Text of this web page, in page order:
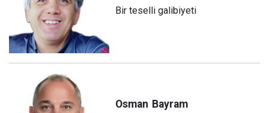
Bir teselli galibiyeti
Osman Bayram